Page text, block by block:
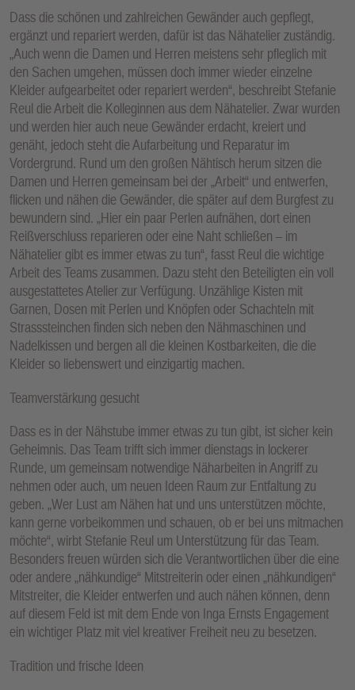
Dass die schönen und zahlreichen Gewänder auch gepflegt,
ergänzt und repariert werden, dafür ist das Nähatelier zuständig.
„Auch wenn die Damen und Herren meistens sehr pfleglich mit
den Sachen umgehen, müssen doch immer wieder einzelne
Kleider aufgearbeitet oder repariert werden“, beschreibt Stefanie
Reul die Arbeit die Kolleginnen aus dem Nähatelier. Zwar wurden
und werden hier auch neue Gewänder erdacht, kreiert und
genäht, jedoch steht die Aufarbeitung und Reparatur im
Vordergrund. Rund um den großen Nähtisch herum sitzen die
Damen und Herren gemeinsam bei der „Arbeit“ und entwerfen,
flicken und nähen die Gewänder, die später auf dem Burgfest zu
bewundern sind. „Hier ein paar Perlen aufnähen, dort einen
Reißverschluss reparieren oder eine Naht schließen – im
Nähatelier gibt es immer etwas zu tun“, fasst Reul die wichtige
Arbeit des Teams zusammen. Dazu steht den Beteiligten ein voll
ausgestattetes Atelier zur Verfügung. Unzählige Kisten mit
Garnen, Dosen mit Perlen und Knöpfen oder Schachteln mit
Strasssteinchen finden sich neben den Nähmaschinen und
Nadelkissen und bergen all die kleinen Kostbarkeiten, die die
Kleider so liebenswert und einzigartig machen.
Teamverstärkung gesucht
Dass es in der Nähstube immer etwas zu tun gibt, ist sicher kein
Geheimnis. Das Team trifft sich immer dienstags in lockerer
Runde, um gemeinsam notwendige Näharbeiten in Angriff zu
nehmen oder auch, um neuen Ideen Raum zur Entfaltung zu
geben. „Wer Lust am Nähen hat und uns unterstützen möchte,
kann gerne vorbeikommen und schauen, ob er bei uns mitmachen
möchte“, wirbt Stefanie Reul um Unterstützung für das Team.
Besonders freuen würden sich die Verantwortlichen über die eine
oder andere „nähkundige“ Mitstreiterin oder einen „nähkundigen“
Mitstreiter, die Kleider entwerfen und auch nähen können, denn
auf diesem Feld ist mit dem Ende von Inga Ernsts Engagement
ein wichtiger Platz mit viel kreativer Freiheit neu zu besetzen.
Tradition und frische Ideen